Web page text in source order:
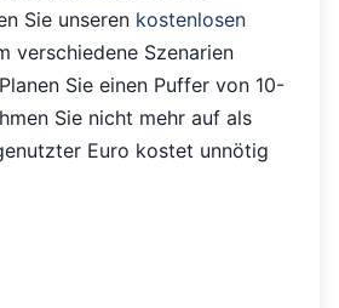
Sie unseren kostenlosen
verschiedene Szenarien
Sie einen Puffer von 10-
Sie nicht mehr auf als
Euro kostet unnötig